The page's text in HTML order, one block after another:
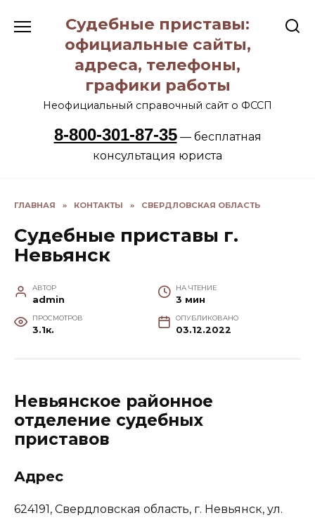
содержанию
Судебные приставы:
официальные сайты,
адреса, телефоны,
графики работы
Неофициальный справочный сайт о ФССП
8-800-301-87-35— бесплатная
консультация юриста
ГЛАВНАЯ » КОНТАКТЫ » СВЕРДЛОВСКАЯ ОБЛАСТЬ
Судебные приставы г.
Невьянск
АВТОР
admin
НА ЧТЕНИЕ
3 мин
ПРОСМОТРОВ
3.1к.
ОПУБЛИКОВАНО
03.12.2022
Невьянское районное
отделение судебных
приставов
Адрес
624191, Свердловская область, г. Невьянск, ул.